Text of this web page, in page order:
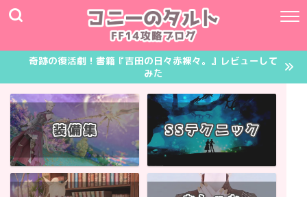
奇跡の復活劇！書籍『吉田の日々赤裸々。』レビューして
みた